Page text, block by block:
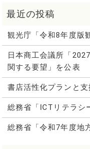
観光庁「令和8年度版
日本商工会議所「
関する要望」を公表
書店活性化プランと
総務省「ICTリテラシ
総務省「令和7年度地